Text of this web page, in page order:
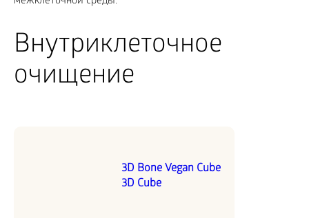
Внутриклеточное
очищение
3D Bone Vegan Cube
3D Cube